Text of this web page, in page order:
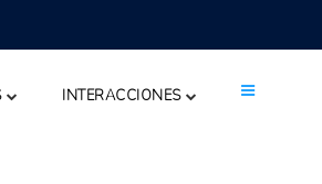
INTERACCIONES